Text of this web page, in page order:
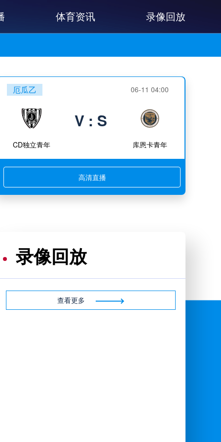
体育资讯 录像回放
厄瓜乙 06-11 04:00
CD独立青年
V : S
库恩卡青年
高清直播
录像回放
查看更多